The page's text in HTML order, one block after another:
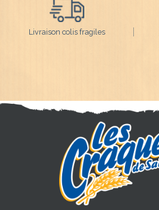
Livraison colis fragiles